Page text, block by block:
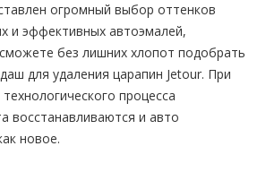
огромный выбор оттенков
и эффективных автоэмалей,
без лишних хлопот подобрать
для удаления царапин Jetour. При
процесса
восстанавливаются и авто
новое.